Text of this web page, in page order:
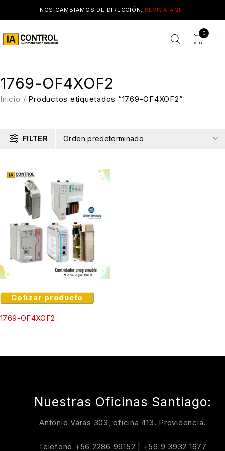
NOS CAMBIAMOS DE DIRECCIÓN. REVISA AQUÍ
0
1769-OF4XOF2
Inicio / Productos etiquetados “1769-OF4XOF2”
FILTER Orden predeterminado
Cotizar producto
1769-OF4XOF2
Nuestras Oficinas Santiago:
Antonio Varas 303, oficina 413. Providencia.
Teléfono +56 2286 99152 +56 9 3932 1677